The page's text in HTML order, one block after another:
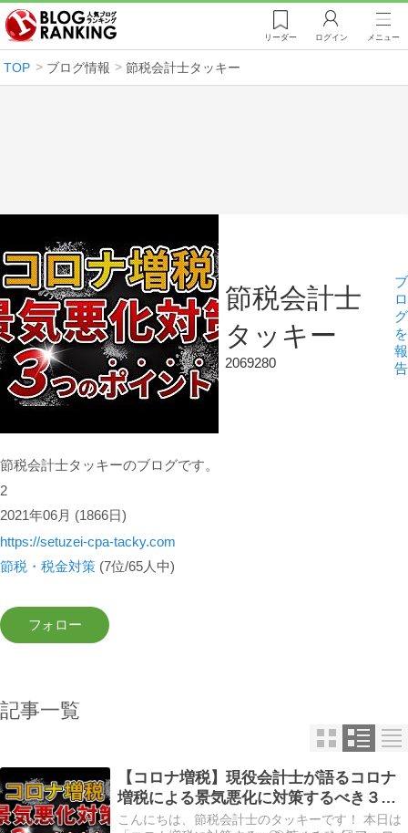
リーダー ログイン メニュー
TOP ブログ情報 節税会計士タッキー
節税会計士
タッキー
2069280
ブ
ロ
グ
を
報
告
節税会計士タッキーのブログです。
2
2021年06月 (1866日)
https://setuzei-cpa-tacky.com
節税・税金対策 (7位/65人中)
記事一覧
【コロナ増税】現役会計士が語るコロナ
増税による景気悪化に対策するべき３つ
のポイント
こんにちは、節税会計士のタッキーです！ 本日は